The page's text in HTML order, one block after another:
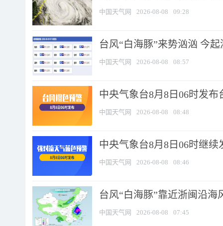
中国天气网 2026-08-08 09:28
台风“白海豚”来势汹汹 今
中国天气网 2026-08-08 08:57
中央气象台8月8日06时发布
中国天气网 2026-08-08 08:48
中央气象台8月8日06时继
中国天气网 2026-08-08 08:46
台风“白海豚”靠近浙闽沿
中国天气网 2026-08-08 07:45